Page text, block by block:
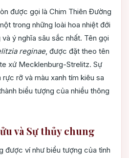
được gọi là Chim Thiên Đường
trong những loài hoa nhiệt đới
ý nghĩa sâu sắc nhất. Tên gọi
reginae, được đặt theo tên
xứ Mecklenburg-Strelitz. Sự
rỡ và màu xanh tím kiêu sa
biểu tượng của nhiều thông
và Sự thủy chung
được ví như biểu tượng của tình